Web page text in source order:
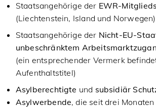
Staatsangehörige der EWR-
(Liechtenstein, Island und
Staatsangehörige der Nicht-EU-
unbeschränktem
(ein entsprechender Vermerk
Aufenthaltstitel)
Asylberechtigte und subsidiär
Asylwerbende, die seit drei Monaten